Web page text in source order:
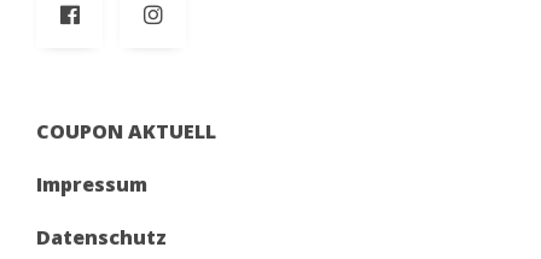
COUPON AKTUELL
Impressum
Datenschutz